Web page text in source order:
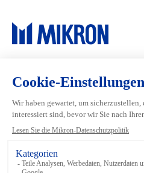
Automation
Machining
Tool